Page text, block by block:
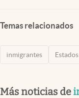
Temas relacionados
inmigrantes
Más noticias de